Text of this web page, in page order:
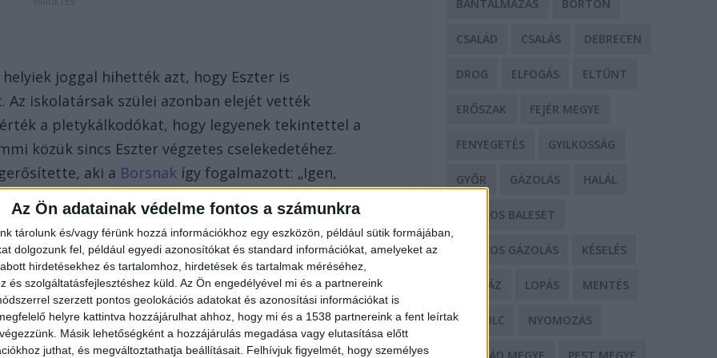
Az Ön adatainak védelme fontos a számunkra
tárolunk és/vagy férünk hozzá információkhoz egy eszközön, például sütik formájában,
dolgozunk fel, például egyedi azonosítókat és standard információkat, amelyeket az
hirdetésekhez és tartalomhoz, hirdetések és tartalmak méréséhez,
és szolgáltatásfejlesztéshez küld. Az Ön engedélyével mi és a partnereink
szerzett pontos geolokációs adatokat és azonosítási információkat is
helyre kattintva hozzájárulhat ahhoz, hogy mi és a 1538 partnereink a fent leírtak
Másik lehetőségként a hozzájárulás megadása vagy elutasítása előtt
juthat, és megváltoztathatja beállításait. Felhívjuk figyelmét, hogy személyes
joggal hihették azt, hogy Eszter is
iskolatársak szülei azonban elejét vették
a pletykálkodókat, hogy legyenek tekintettel a
közük sincs Eszter végzetes cselekedetéhez.
aki a Borsnak így fogalmazott: „Igen,
miatt. A miértjét mi sem tudjuk, csak a sok
Vádolják magukat, hogy tudták volna
BÁNTALMAZÁS BÖRTÖN
CSALÁD CSALÁS DEBRECEN
DROG ELFOGÁS ELTŰNT
ERŐSZAK FEJÉR MEGYE
FENYEGETÉS GYILKOSSÁG
GYŐR GÁZOLÁS HALÁL
HALÁLOS BALESET
HALÁLOS GÁZOLÁS KÉSELÉS
KÓRHÁZ LOPÁS MENTÉS
MISKOLC NYOMOZÁS